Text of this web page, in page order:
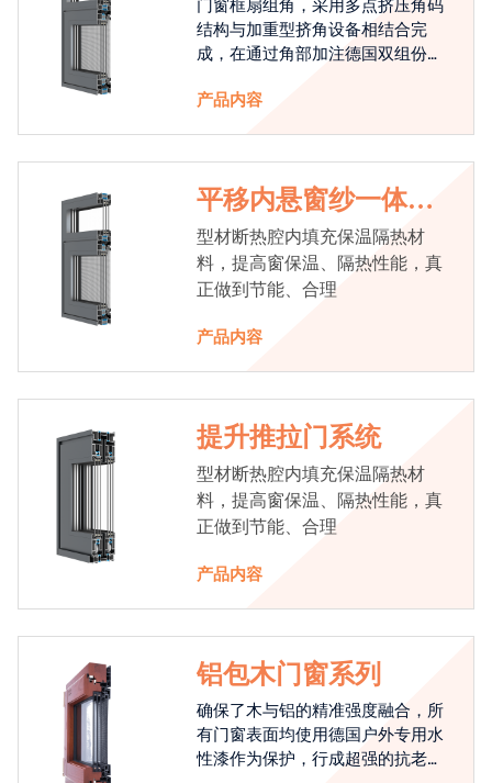
门窗框扇组角，采用多点挤压角码
结构与加重型挤角设备相结合完
成，在通过角部加注德国双组份胶
强度，促使窗使用寿命提升5-10
产品内容
平移内悬窗纱一体系
统
型材断热腔内填充保温隔热材
料，提高窗保温、隔热性能，真
正做到节能、合理
产品内容
提升推拉门系统
型材断热腔内填充保温隔热材
料，提高窗保温、隔热性能，真
正做到节能、合理
产品内容
铝包木门窗系列
确保了木与铝的精准强度融合，所
有门窗表面均使用德国户外专用水
性漆作为保护，行成超强的抗老化